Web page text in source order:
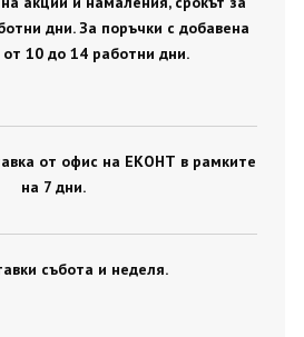
дни. За поръчки с добавена
10 до 14 работни дни.
от офис на ЕКОНТ в рамките
на 7 дни.
събота и неделя.